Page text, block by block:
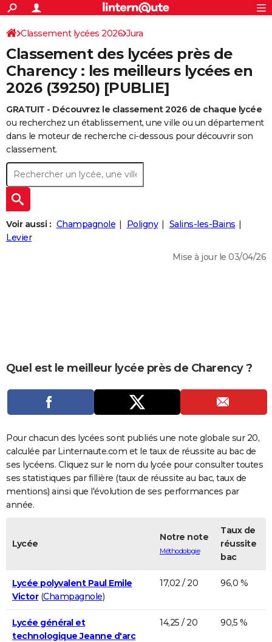
ACTUALITÉS
Politique
Société
Faits Divers
Education
Monde
Villes
+
SPORT
Coupe du monde 2026
Football
Tennis
Cyclisme
Rugby
Forum
CULTURE
Programme TV
TNT
Streaming
Cinéma
Sorties cinéma
Musique
+
FINANCE
Retraite
Impôts
Epargne
Immobilier
Risques naturels par ville
Banque
Assurance
Crédit
AUTO
Essais
Réserver un essai
Citadines
Berlines
SUV
Forum auto
+
HIGH-TECH
BRICOLAGE
Forum
Aménagement intérieur
Extérieur
Cuisine
Salle de bains
Jardinage
Rangement
+WEEK-END
Guides de France
Escapades
Patrimoine
Expositions
Musées
Week-end nature
+
LIFESTYLE
Art de vivre
Bien-être
Loisirs
Mode
Modes de vie
+SANTE
Dictionnaire
Biographies
Expressions
Proverbes
PROGRAMME TV
COPAINS D'AVANT
S'inscrire
Se connecter
Lycées
Collèges
Primaires
Universités
Entreprises
Service militaire
Avis de recherche
AVIS DE DÉCÈS
FORUM
Bricolage
Lifestyle
Culture
Sport
Auto
Television
Voyage
Cinema
S'inscrire
Connexion
Classement lycées 2026 Jura
Classement des lycées près de
Charency : les meilleurs lycées en
2026 (39250) [PUBLIE]
GRATUIT - Découvrez le classement 2026 de chaque lycée
ou recherchez un établissement, une ville ou un département
dans le moteur de recherche ci-dessous pour découvrir son
classement.
Voir aussi : Champagnole Poligny
Salins-les-Bains
Levier
Mise à jour le 03/04/26
Quel est le meilleur lycée près de Charency ?
Pour chacun des lycées sont publiés une note globale sur 20,
calculée par Linternaute.com et le taux de réussite au bac de
ses lycéens. Cliquez sur le nom du lycée pour consulter toutes
ses statistiques par fillière (taux de réussite au bac, taux de
mentions) ainsi que l'évolution de ses performances par
année.
Lycée
Notre note
Méthodologie
Taux de
réussite
bac
Lycée polyvalent Paul Emile
Victor(Champagnole)
17,02 / 20 96,0 %
Lycée général et
technologique Jeanne d'arc
14,25 / 20 90,5 %